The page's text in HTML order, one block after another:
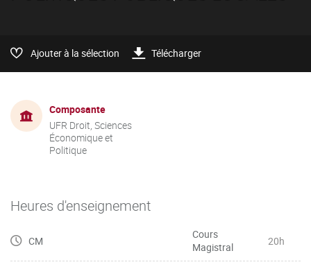
Ajouter à la sélection Télécharger
Composante
UFR Droit, Sciences
Économique et
Politique
Heures d'enseignement
CM
Cours
Magistral
20h